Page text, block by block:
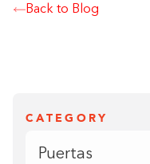
Back to Blog
CATEGORY
Puertas